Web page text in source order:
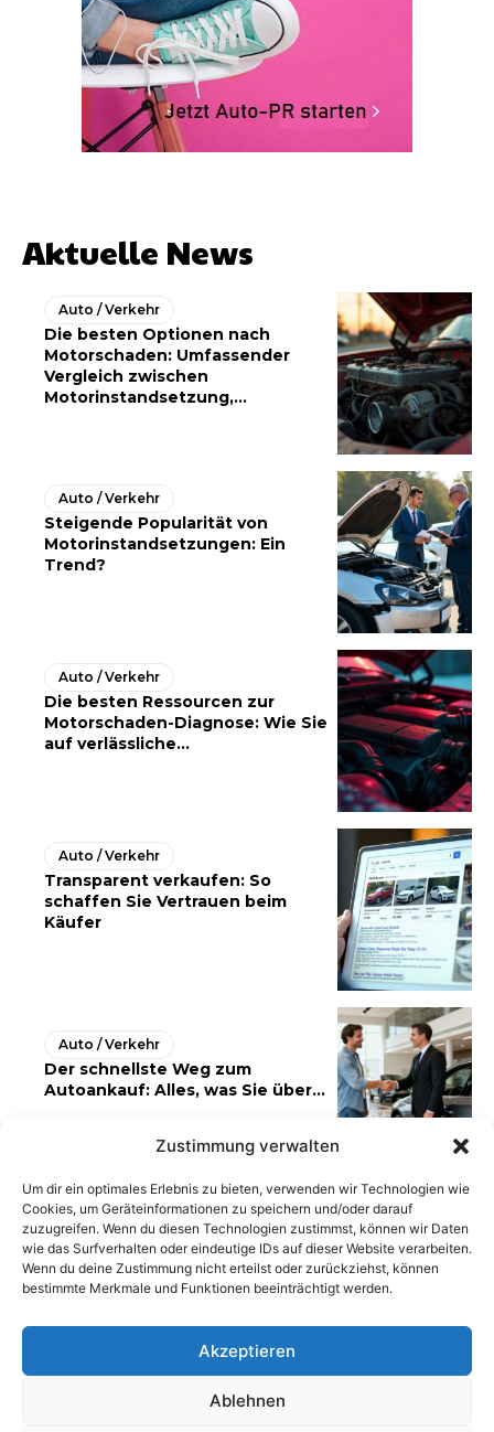
Zustimmung verwalten
Um dir ein optimales Erlebnis zu bieten, verwenden wir Technologien wie
Cookies, um Geräteinformationen zu speichern und/oder darauf
zuzugreifen. Wenn du diesen Technologien zustimmst, können wir Daten
wie das Surfverhalten oder eindeutige IDs auf dieser Website verarbeiten.
Wenn du deine Zustimmung nicht erteilst oder zurückziehst, können
bestimmte Merkmale und Funktionen beeinträchtigt werden.
Akzeptieren
Ablehnen
Aktuelle News
Auto / Verkehr
Die besten Optionen nach
Motorschaden: Umfassender
Vergleich zwischen
Motorinstandsetzung,...
Auto / Verkehr
Steigende Popularität von
Motorinstandsetzungen: Ein
Trend?
Auto / Verkehr
Die besten Ressourcen zur
Motorschaden-Diagnose: Wie Sie
auf verlässliche...
Auto / Verkehr
Transparent verkaufen: So
schaffen Sie Vertrauen beim
Käufer
Auto / Verkehr
Der schnellste Weg zum
Autoankauf: Alles, was Sie über...